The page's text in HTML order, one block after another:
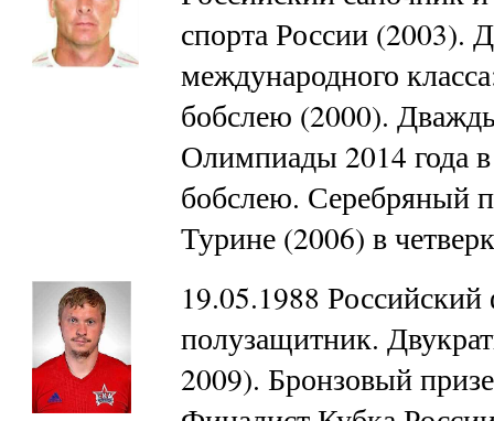
спорта России (2003).
международного
бобслею (2000).
Олимпиады 2014 года
бобслею. Серебряный
Турине (2006) в
19.05.1988
полузащитник.
2009). Бронзовый